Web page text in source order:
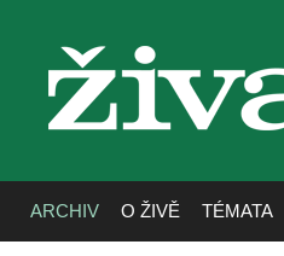
živa
ARCHIV O ŽIVĚ TÉMATA